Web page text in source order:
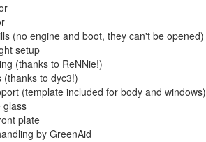
(no engine and boot, they can't be opened)
setup
(thanks to ReNNie!)
(thanks to dyc3!)
(template included for body and windows)
glass
plate
by GreenAid